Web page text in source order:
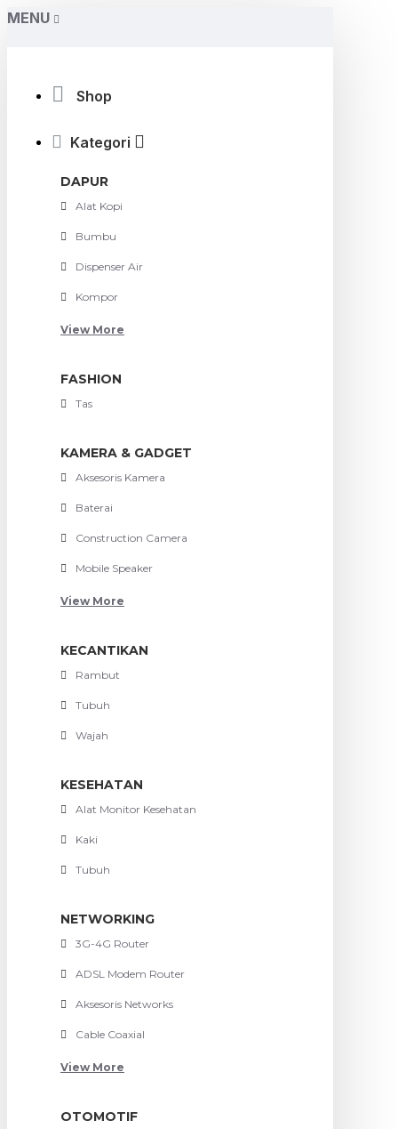
MENU
Shop
Kategori
DAPUR
Alat Kopi
Bumbu
Dispenser Air
Kompor
View More
FASHION
Tas
KAMERA & GADGET
Aksesoris Kamera
Baterai
Construction Camera
Mobile Speaker
View More
KECANTIKAN
Rambut
Tubuh
Wajah
KESEHATAN
Alat Monitor Kesehatan
Kaki
Tubuh
NETWORKING
3G-4G Router
ADSL Modem Router
Aksesoris Networks
Cable Coaxial
View More
OTOMOTIF